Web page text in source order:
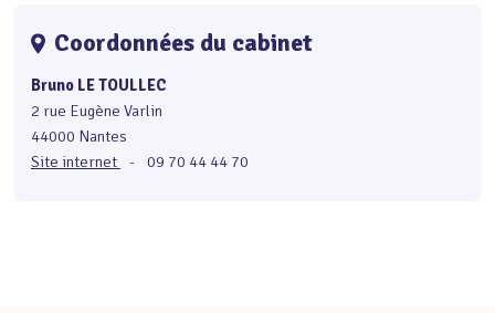
Coordonnées du cabinet
Bruno LE TOULLEC
2 rue Eugène Varlin
44000 Nantes
Site internet
- 09 70 44 44 70